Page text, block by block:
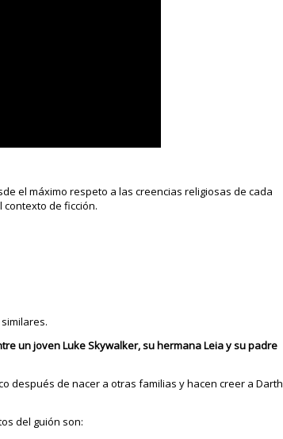
el máximo respeto a las creencias religiosas de cada
de ficción.
un joven Luke Skywalker, su hermana Leia y su padre
después de nacer a otras familias y hacen creer a Darth
del guión son: